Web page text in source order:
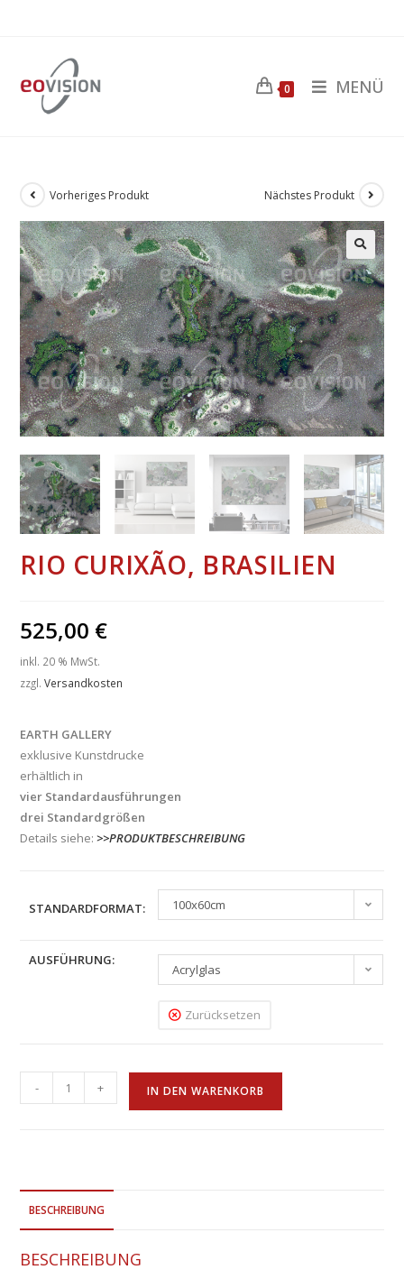
0 MENÜ
Vorheriges Produkt Nächstes Produkt
RIO CURIXÃO, BRASILIEN
525,00 €
inkl. 20 % MwSt.
zzgl.Versandkosten
EARTH GALLERY
exklusive Kunstdrucke
erhältlich in
vier Standardausführungen
drei Standardgrößen
Details siehe:>>PRODUKTBESCHREIBUNG
STANDARDFORMAT: 100x60cm
AUSFÜHRUNG:
Acrylglas
Zurücksetzen
- + IN DEN WARENKORB
BESCHREIBUNG
BESCHREIBUNG